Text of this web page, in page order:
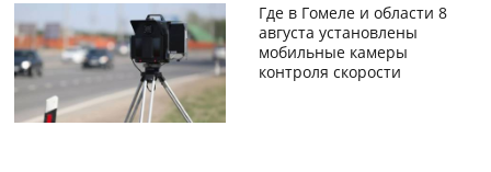
Где в Гомеле и области 8
августа установлены
мобильные камеры
контроля скорости